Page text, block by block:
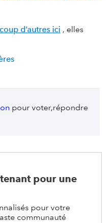
d’autres ici , elles
pour voter,répondre
pour une
pour votre
communauté